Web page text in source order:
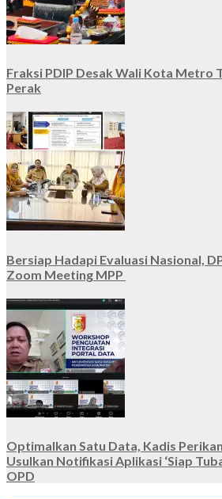
Fraksi PDIP Desak Wali Kota Metro
Perak
Bersiap Hadapi Evaluasi Nasional,
Zoom Meeting MPP
Optimalkan Satu Data, Kadis
Usulkan Notifikasi Aplikasi ‘Siap
OPD